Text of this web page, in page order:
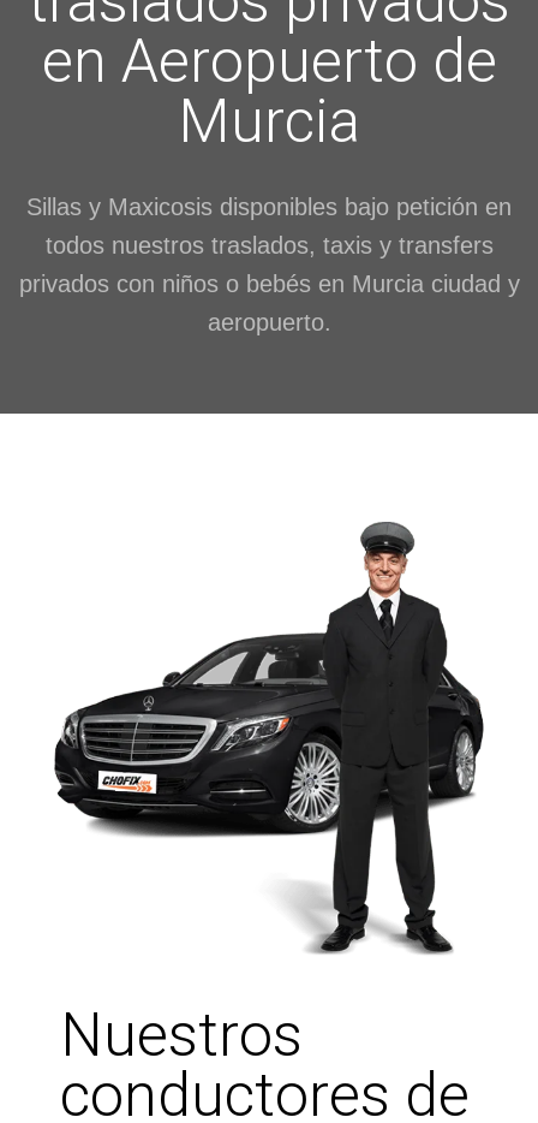
en Aeropuerto de
Murcia
Sillas y Maxicosis disponibles bajo petición en
todos nuestros traslados, taxis y transfers
privados con niños o bebés en Murcia ciudad y
aeropuerto.
Nuestros
conductores de